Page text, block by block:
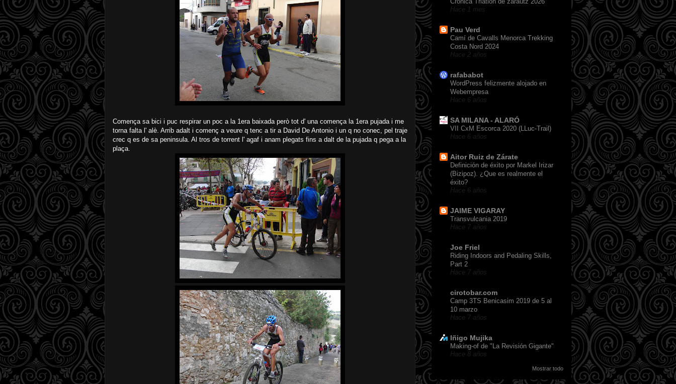
Comença sa bici i puc respirar un poc a la 1era baixada però tot d' una comença la 1era pujada i me
torna falta l' alè. Arrib adalt i començ a veure q tenc a tir a David De Antonio i un q no conec, pel traje
crec q es de sa peninsula. Al tros de torrent l' agaf i anam plegats fins a dalt de la pujada q pega a la
plaça.
Hace 1 mes
Pau Verd
Camí de Cavalls Menorca Trekking
Costa Nord 2024
Hace 2 años
rafababot
WordPress felizmente alojado en
Webempresa
Hace 6 años
SA MILANA - ALARÓ
VII CxM Escorca 2020 (LLuc-Trail)
Hace 6 años
Aitor Ruiz de Zárate
Definición de éxito por Markel Irizar
(Bizipoz). ¿Que es realmente el
éxito?
Hace 6 años
JAIME VIGARAY
Transvulcania 2019
Hace 7 años
Joe Friel
Riding Indoors and Pedaling Skills,
Part 2
Hace 7 años
cirotobar.com
Camp 3TS Benicasim 2019 de 5 al
10 marzo
Hace 7 años
Iñigo Mujika
Making-of de "La Revisión Gigante"
Hace 8 años
Mostrar todo